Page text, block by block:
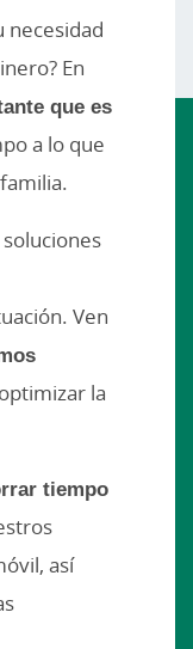
necesidad
En
que es
a lo que
Ven
la
tiempo
así